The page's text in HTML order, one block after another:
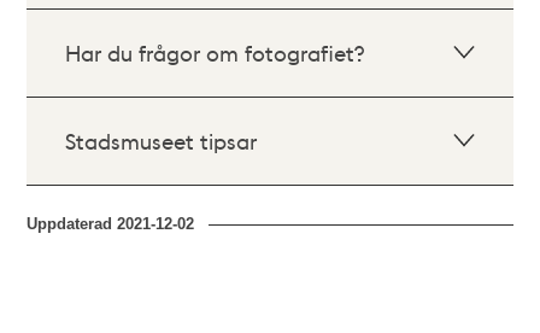
Har du frågor om fotografiet?
Stadsmuseet tipsar
Uppdaterad2021-12-02